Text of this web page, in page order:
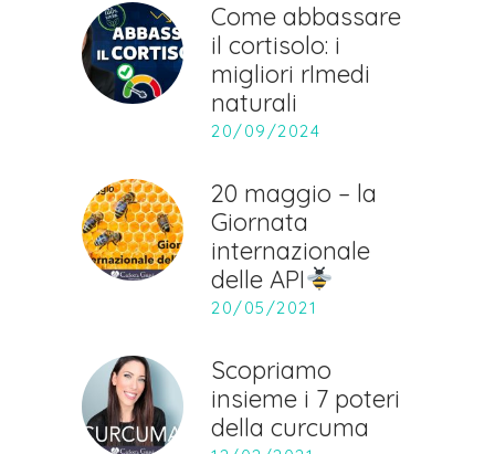
Come abbassare
il cortisolo: i
migliori rImedi
naturali
20/09/2024
20 maggio – la
Giornata
internazionale
delle API
20/05/2021
Scopriamo
insieme i 7 poteri
della curcuma